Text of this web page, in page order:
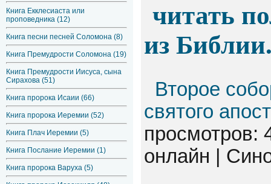
Книга Екклесиаста или
проповедника (12)
Книга песни песней Соломона (8)
Книга Премудрости Соломона (19)
Книга Премудрости Иисуса, сына
Сирахова (51)
Книга пророка Исаии (66)
Книга пророка Иеремии (52)
Книга Плач Иеремии (5)
Книга Послание Иеремии (1)
Книга пророка Варуха (5)
читать
из
Второе
святого
просмотров:
онлайн |